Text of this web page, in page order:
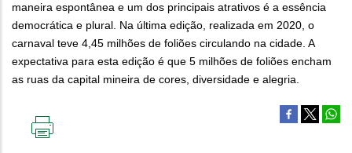
maneira espontânea e um dos principais atrativos é a essência
democrática e plural. Na última edição, realizada em 2020, o
carnaval teve 4,45 milhões de foliões circulando na cidade. A
expectativa para esta edição é que 5 milhões de foliões encham
as ruas da capital mineira de cores, diversidade e alegria.